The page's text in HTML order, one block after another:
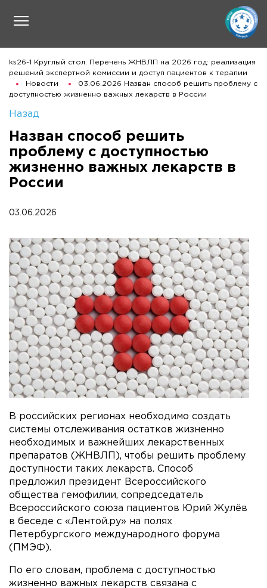
ks26-1 Круглый стол. Перечень ЖНВЛП на 2026 год: реализация
решений экспертной комиссии и доступ пациентов к терапии
Новости
03.06.2026 Назван способ решить проблему с
доступностью жизненно важных лекарств в России
Назад
Назван способ решить
проблему с доступностью
жизненно важных лекарств в
России
03.06.2026
В российских регионах необходимо создать
системы отслеживания остатков жизненно
необходимых и важнейших лекарственных
препаратов (ЖНВЛП), чтобы решить проблему
доступности таких лекарств. Способ
предложил президент Всероссийского
общества гемофилии, сопредседатель
Всероссийского союза пациентов Юрий Жулёв
в беседе с «Лентой.ру» на полях
Петербургского международного форума
(ПМЭФ).
По его словам, проблема с доступностью
жизненно важных лекарств связана с